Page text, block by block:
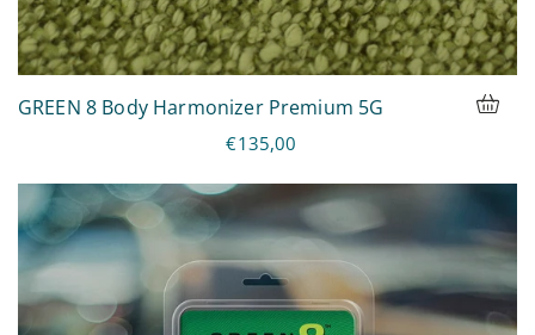
GREEN 8 Body Harmonizer Premium 5G
€135,00